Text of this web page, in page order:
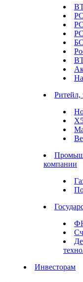
Ритейл,
компании
Инвесторам